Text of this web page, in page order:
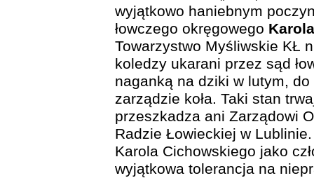
wyjątkowo haniebnym
łowczego okręgowego
Towarzystwo Myśliwskie KŁ
koledzy ukarani przez sąd
naganką na dziki w lutym,
zarządzie koła. Taki stan
przeszkadza ani Zarządowi
Radzie Łowieckiej w
Karola Cichowskiego jako
wyjątkowa tolerancja na